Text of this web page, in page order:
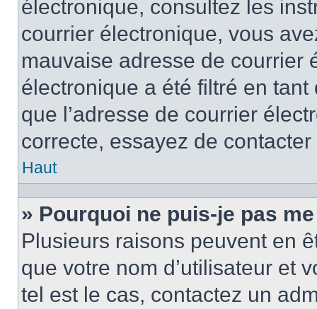
électronique, consultez les
courrier électronique, vous
mauvaise adresse de courrier
électronique a été filtré en
que l’adresse de courrier
correcte, essayez de
Haut
» Pourquoi ne puis-je pas
Plusieurs raisons peuvent en
que votre nom d’utilisateur et
tel est le cas, contactez un